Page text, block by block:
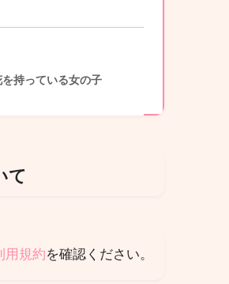
を持っている女の子
て
用規約を確認ください。